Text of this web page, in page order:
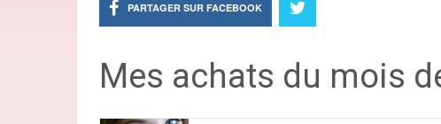
PARTAGER SUR FACEBOOK
Mes achats du mois